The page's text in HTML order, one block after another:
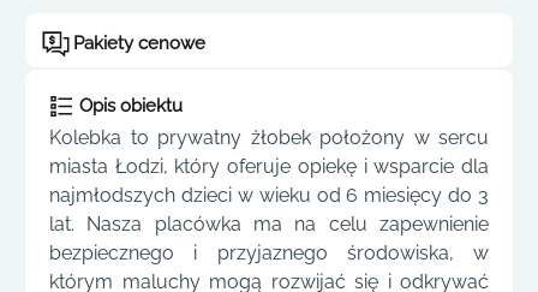
Pakiety cenowe
Opis obiektu
Kolebka to prywatny żłobek położony w sercu
miasta Łodzi, który oferuje opiekę i wsparcie dla
najmłodszych dzieci w wieku od 6 miesięcy do 3
lat. Nasza placówka ma na celu zapewnienie
bezpiecznego i przyjaznego środowiska, w
którym maluchy mogą rozwijać się i odkrywać